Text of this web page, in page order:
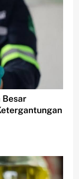
Besar